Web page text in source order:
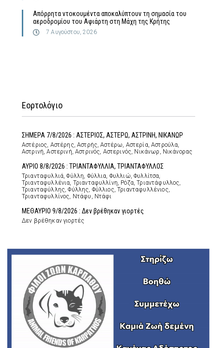
Απόρρητα ντοκουμέντα αποκαλύπτουν τη σημασία του
αεροδρομίου του Αφιάρτη στη Μάχη της Κρήτης
7 Αυγούστου, 2026
Εορτολόγιο
ΣΗΜΕΡΑ 7/8/2026 : ΑΣΤΕΡΙΟΣ, ΑΣΤΕΡΩ, ΑΣΤΡΙΝΗ, ΝΙΚΑΝΩΡ
Αστέριος, Αστέρης, Αστρής, Αστέρω, Αστερία, Αστρούλα,
Αστρινή, Αστερινή, Αστρινός, Αστερινός, Νικάνωρ, Νικάνορας
ΑΥΡΙΟ 8/8/2026 : ΤΡΙΑΝΤΑΦΥΛΛΙΑ, ΤΡΙΑΝΤΑΦΥΛΛΟΣ
Τριανταφυλλιά, Φύλλη, Φύλλια, Φυλλιώ, Φυλλίτσα,
Τριανταφυλλένια, Τριανταφυλλίνη, Ρόζα, Τριαντάφυλλος,
Τριανταφύλλης, Φύλλης, Φύλλιος, Τριανταφυλλένιος,
Τριανταφυλλίνος, Ντάφυ, Ντάφι
ΜΕΘΑΥΡΙΟ 9/8/2026 : Δεν βρέθηκαν γιορτές
Δεν βρέθηκαν γιορτές